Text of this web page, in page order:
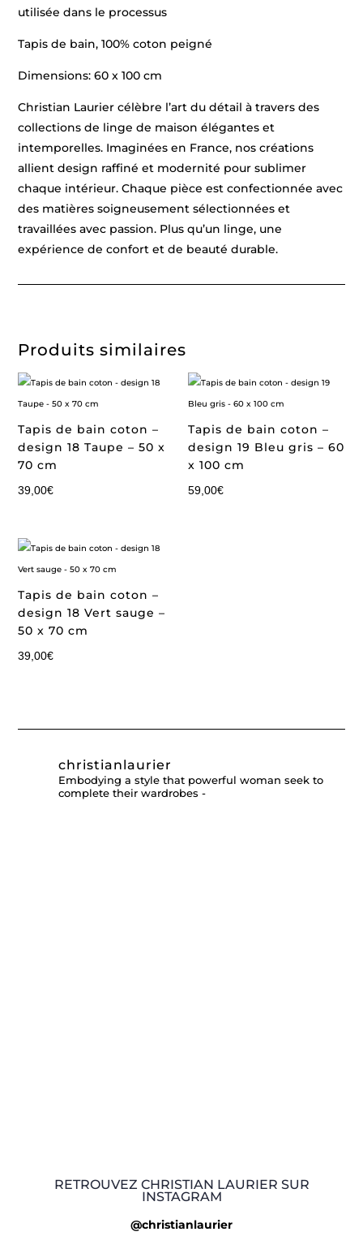
utilisée dans le processus
Tapis de bain, 100% coton peigné
Dimensions: 60 x 100 cm
Christian Laurier célèbre l’art du détail à travers des
collections de linge de maison élégantes et
intemporelles. Imaginées en France, nos créations
allient design raffiné et modernité pour sublimer
chaque intérieur. Chaque pièce est confectionnée avec
des matières soigneusement sélectionnées et
travaillées avec passion. Plus qu’un linge, une
expérience de confort et de beauté durable.
Produits similaires
Tapis de bain coton –
design 18 Taupe – 50 x
70 cm
39,00€
Tapis de bain coton –
design 19 Bleu gris – 60
x 100 cm
59,00€
Tapis de bain coton –
design 18 Vert sauge –
50 x 70 cm
39,00€
christianlaurier
Embodying a style that powerful woman seek to
complete their wardrobes -
RETROUVEZ CHRISTIAN LAURIER SUR
INSTAGRAM
@christianlaurier